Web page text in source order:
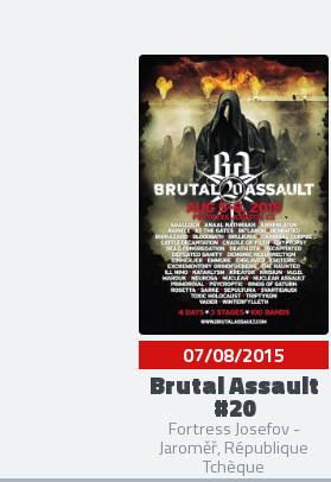
07/08/2015
Brutal Assault
#20
Fortress Josefov -
Jaroměř, République
Tchèque